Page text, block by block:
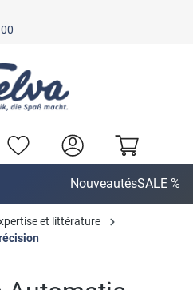
NouveautésSALE %
et littérature